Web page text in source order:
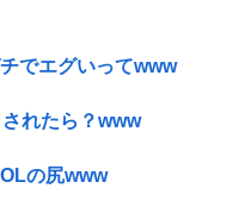
でエグいってwww
されたら？www
の尻www